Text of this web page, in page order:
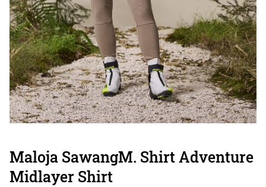
Maloja SawangM. Shirt Adventure
Midlayer Shirt